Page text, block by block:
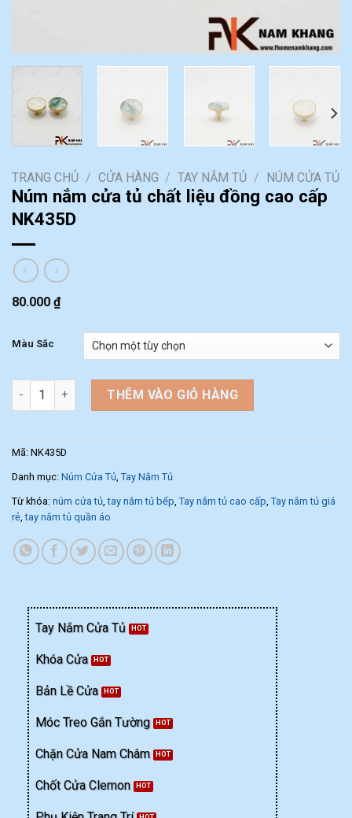
TRANG CHỦ / CỬA HÀNG / TAY NẮM TỦ / NÚM CỬA TỦ
Núm nắm cửa tủ chất liệu đồng cao cấp
NK435D
80.000 ₫
Màu Sắc
Núm nắm cửa tủ chất liệu đồng cao cấp NK435D số lượng
THÊM VÀO GIỎ HÀNG
Mã: NK435D
Danh mục: Núm Cửa Tủ Tay Nắm Tủ
Từ khóa: núm cửa tủ ,tay nắm tủ bếp Tay nắm tủ cao cấp Tay nắm tủ giá
rẻ ,tay nắm tủ quần áo
Tay Nắm Cửa Tủ
Khóa Cửa
Bản Lề Cửa
Móc Treo Gắn Tường
Chặn Cửa Nam Châm
Chốt Cửa Clemon